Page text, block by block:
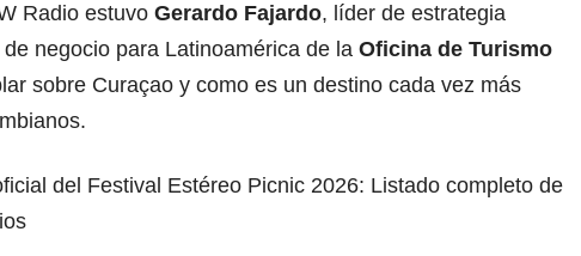
Radio estuvo Gerardo Fajardo, líder de estrategia
negocio para Latinoamérica de la Oficina de Turismo
sobre Curaçao y como es un destino cada vez más
del Festival Estéreo Picnic 2026: Listado completo de